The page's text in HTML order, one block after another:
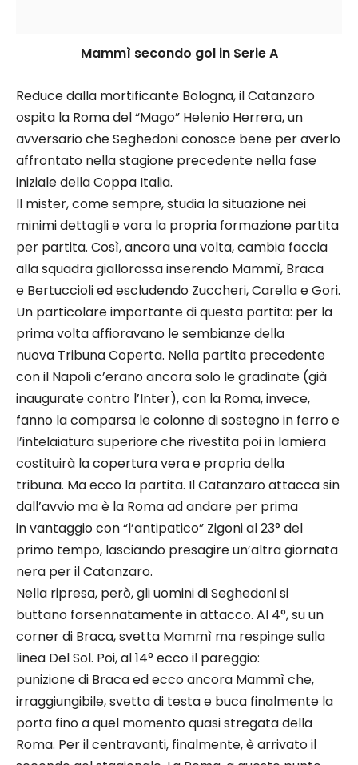
Mammì secondo gol in Serie A
Reduce dalla mortificante Bologna, il Catanzaro
ospita la Roma del “Mago” Helenio Herrera, un
avversario che Seghedoni conosce bene per averlo
affrontato nella stagione precedente nella fase
iniziale della Coppa Italia.
Il mister, come sempre, studia la situazione nei
minimi dettagli e vara la propria formazione partita
per partita. Così, ancora una volta, cambia faccia
alla squadra giallorossa inserendo Mammì, Braca
e Bertuccioli ed escludendo Zuccheri, Carella e Gori.
Un particolare importante di questa partita: per la
prima volta affioravano le sembianze della
nuova Tribuna Coperta. Nella partita precedente
con il Napoli c’erano ancora solo le gradinate (già
inaugurate contro l’Inter), con la Roma, invece,
fanno la comparsa le colonne di sostegno in ferro e
l’intelaiatura superiore che rivestita poi in lamiera
costituirà la copertura vera e propria della
tribuna. Ma ecco la partita. Il Catanzaro attacca sin
dall’avvio ma è la Roma ad andare per prima
in vantaggio con “l’antipatico” Zigoni al 23° del
primo tempo, lasciando presagire un’altra giornata
nera per il Catanzaro.
Nella ripresa, però, gli uomini di Seghedoni si
buttano forsennatamente in attacco. Al 4°, su un
corner di Braca, svetta Mammì ma respinge sulla
linea Del Sol. Poi, al 14° ecco il pareggio:
punizione di Braca ed ecco ancora Mammì che,
irraggiungibile, svetta di testa e buca finalmente la
porta fino a quel momento quasi stregata della
Roma. Per il centravanti, finalmente, è arrivato il